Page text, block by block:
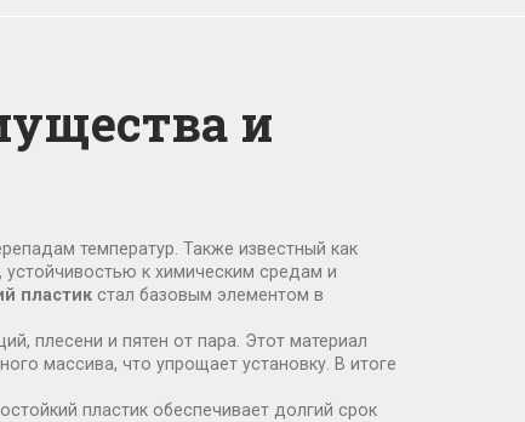
и
температур . Также известный как
к химическим средам и
пластик стал базовым элементом в
плесени и пятен от пара. Этот материал
массива, что упрощает установку. В итоге
пластик обеспечивает долгий срок